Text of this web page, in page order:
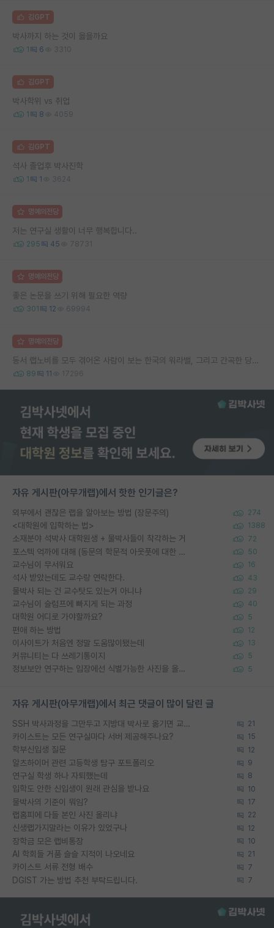
김GPT
박사까지 하는 것이 옳을까요
1 6 3310
김GPT
박사학위 vs 취업
1 8 4059
김GPT
석사 졸업후 박사진학
1 1 3624
명예의전당
저는 연구실 생활이 너무 행복합니다..
295 45 78731
명예의전당
좋은 논문을 쓰기 위해 필요한 역량
301 12 69994
명예의전당
동서 랩노비를 모두 겪어온 사람이 보는 한국의 워라밸, 그리고 간곡한 당부의 말씀
89 11 17296
자유 게시판(아무개랩)에서 핫한 인기글은?
외부에서 괜찮은 랩을 알아보는 방법 (장문주의) 274
<대학원에 입학하는 법> 1388
소재분야 석박사 대학원생 + 물박사들이 착각하는 거 72
포스텍 억까에 대해 (동문의 학문적 아웃풋에 대한 반박) 50
교수님이 무서워요 16
석사 받았는데도 교수랑 연락한다. 43
물박사 되는 건 교수탓도 있는거 아니냐 29
교수님이 슬럼프에 빠지게 되는 과정 40
대학원 어디로 가야할까요? 5
편애 하는 방법 12
이사이트가 처음엔 정말 도움많이됐는데 13
커뮤니티는 다 쓰레기통이지 5
정보보안 연구하는 입장에선 식별가능한 사진을 올리는건 비추이긴함 5
자유 게시판(아무개랩)에서 최근 댓글이 많이 달린 글
SSH 박사과정을 그만두고 지방대 박사로 옮기면 교수의 꿈은 끝일까요? 21
카이스트는 모든 연구실마다 서버 제공해주나요? 15
학부신입생 질문 12
알츠하이머 관련 고등학생 탐구 포트폴리오 9
연구실 학생 하나 자퇴했는데 8
입학도 안한 신입생이 원래 관심을 받나요 10
물박사의 기준이 뭐임? 17
랩홈피에 다들 본인 사진 올리냐 22
신생랩가지말라는 이유가 있었구나 12
장학금 모은 랩비통장 10
AI 학회들 거품 슬슬 지적이 나오네요 21
카이스트 서류 전형 배수 7
DGIST 가는 방법 추천 부탁드립니다. 7